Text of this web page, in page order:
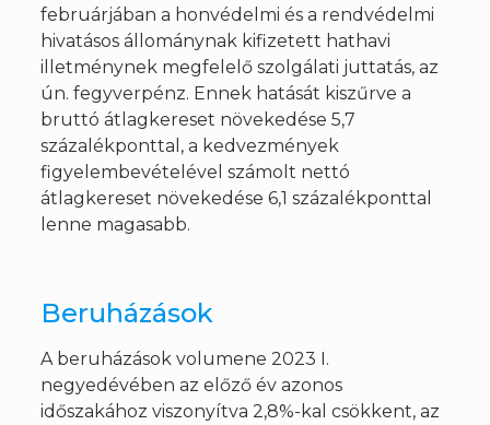
februárjában a honvédelmi és a rendvédelmi
hivatásos állománynak kifizetett hathavi
illetménynek megfelelő szolgálati juttatás, az
ún. fegyverpénz. Ennek hatását kiszűrve a
bruttó átlagkereset növekedése 5,7
százalékponttal, a kedvezmények
figyelembevételével számolt nettó
átlagkereset növekedése 6,1 százalékponttal
lenne magasabb.
Beruházások
A beruházások volumene 2023 I.
negyedévében az előző év azonos
időszakához viszonyítva 2,8%-kal csökkent, az